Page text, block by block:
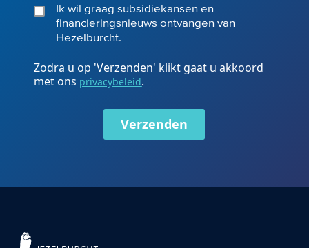
Ik wil graag subsidiekansen en
financieringsnieuws ontvangen van
Hezelburcht.
Zodra u op 'Verzenden' klikt gaat u akkoord
met ons privacybeleid.
Verzenden